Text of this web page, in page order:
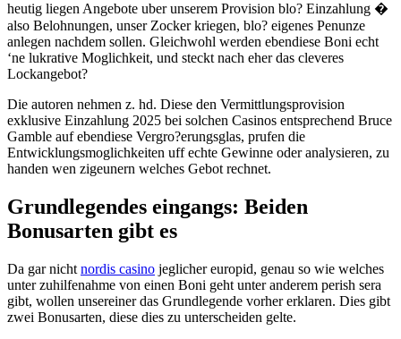
heutig liegen Angebote uber unserem Provision blo? Einzahlung �
also Belohnungen, unser Zocker kriegen, blo? eigenes Penunze
anlegen nachdem sollen. Gleichwohl werden ebendiese Boni echt
‘ne lukrative Moglichkeit, und steckt nach eher das cleveres
Lockangebot?
Die autoren nehmen z. hd. Diese den Vermittlungsprovision
exklusive Einzahlung 2025 bei solchen Casinos entsprechend Bruce
Gamble auf ebendiese Vergro?erungsglas, prufen die
Entwicklungsmoglichkeiten uff echte Gewinne oder analysieren, zu
handen wen zigeunern welches Gebot rechnet.
Grundlegendes eingangs: Beiden
Bonusarten gibt es
Da gar nicht nordis casino jeglicher europid, genau so wie welches
unter zuhilfenahme von einen Boni geht unter anderem perish sera
gibt, wollen unsereiner das Grundlegende vorher erklaren. Dies gibt
zwei Bonusarten, diese dies zu unterscheiden gelte.